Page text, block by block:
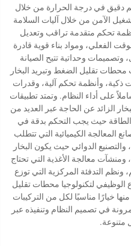
دقيق في درجة الحرارة من خلال
الآمن من خلال آليات السلامة
تحكم متقدمة تراقب وتعديل
الفعلي، ومواد بناء قوية قادرة
وحداتية تتيح الصيانة
تقليل الضغط وتبريد البخار
ذكية، وأنظمة تحكم آلية، وقدرات
على أداء النظام. وتمتد تطبيقات
الزائد عن الحاجة عبر العديد من
حيث يجب التحكم بدقة في
المعالجة الكيميائية التي تتطلب
الدوائي حيث يكون البخار
ومنشآت معالجة الأغذية التي تحتاج
ونظم التدفئة المركزية التي توزع
الوظيفي لتكنولوجيا محطات تقليل
خيارًا مناسبًا لكل من التركيبات
في تصميم النظام وتنفيذه عبر
متنوعة.